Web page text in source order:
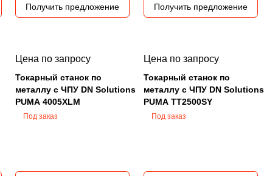
Получить предложение Получить предложение
Цена по запросу
Токарный станок по
металлу с ЧПУ DN Solutions
PUMA 4005XLM
Под заказ
Цена по запросу
Токарный станок по
металлу с ЧПУ DN Solutions
PUMA TT2500SY
Под заказ